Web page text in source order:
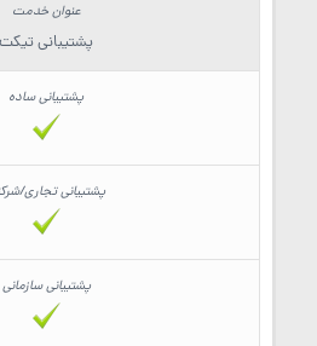
پشتیبانی تیکت